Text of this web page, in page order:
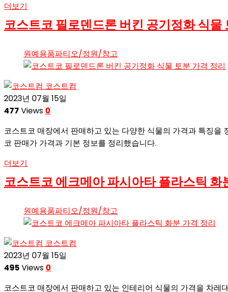
더보기
코스트코 필로덴드론 버킨 공기정화 식물
원예용품파티오/정원/창고
코스트컴
2023년 07월 15일
477 Views 0
코스트코 매장에서 판매하고 있는 다양한 식물의 가격과 특징
코 판매가 가격과 기본 정보를 정리했습니다.
더보기
코스트코 에크메아 파시아타 플라스틱 화
원예용품파티오/정원/창고
코스트컴
2023년 07월 15일
495 Views 0
코스트코 매장에서 판매하고 있는 인테리어 식물의 가격을 차